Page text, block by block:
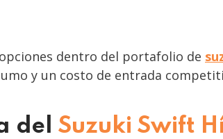
dentro del portafolio de
y un costo de entrada
del Suzuki Swift